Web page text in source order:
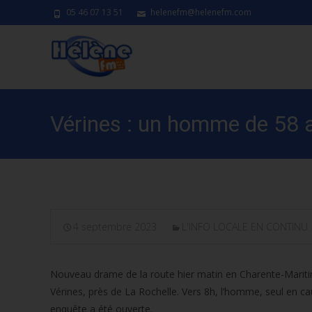
05 46 07 13 51 helenefm@helenefm.com
Vérines : un homme de 58
Nouveau drame de la route hier matin en Charente-
Vérines, près de La Rochelle. Vers 8h, l’homme, seul en
enquête a été ouverte.